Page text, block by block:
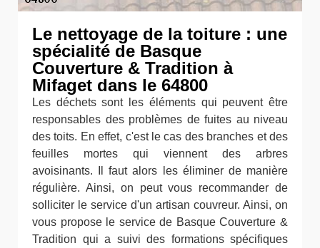
Le nettoyage de la toiture : une
spécialité de Basque
Couverture & Tradition à
Mifaget dans le 64800
Les déchets sont les éléments qui peuvent être
responsables des problèmes de fuites au niveau
des toits. En effet, c'est le cas des branches et des
feuilles mortes qui viennent des arbres
avoisinants. Il faut alors les éliminer de manière
régulière. Ainsi, on peut vous recommander de
solliciter le service d'un artisan couvreur. Ainsi, on
vous propose le service de Basque Couverture &
Tradition qui a suivi des formations spécifiques